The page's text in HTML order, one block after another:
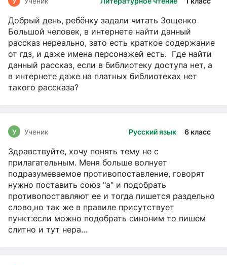
Добрый день, ребёнку задали читать Зощенко
Большой человек, в интернете найти данный
рассказ нереально, зато есть краткое содержание
от гдз, и даже имена персонажей есть. Где найти
данный рассказ, если в библиотеку доступа нет, а
в интернете даже на платных библиотеках нет
такого рассказа?
Русский язык 6 класс
У Ученик
Здравствуйте, хочу понять тему не с
прилагательным. Меня больше волнует
подразумеваемое противопоставление, говорят
нужно поставить союз "а" и подобрать
противопоставляют ее и тогда пишется раздельно
слово,но так же в правиле присутствует
пункт:если можно подобрать синоним то пишем
слитно и тут нера...